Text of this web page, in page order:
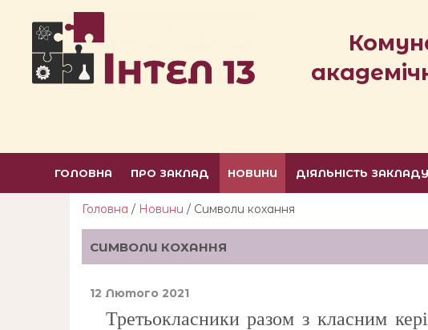
ГОЛОВНА ПРО ЗАКЛАД НОВИНИ ДІЯЛЬНІСТЬ ЗАКЛАДУ
Головна / Новини / Символи кохання
СИМВОЛИ КОХАННЯ
12 Лютого 2021
Третьокласники разом з класним